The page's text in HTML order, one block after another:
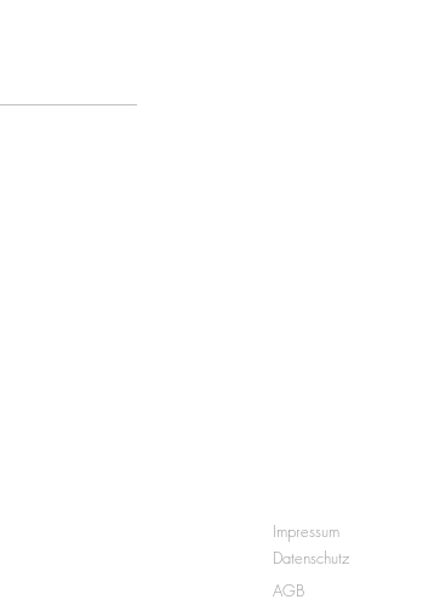
Impressum
Datenschutz
AGB